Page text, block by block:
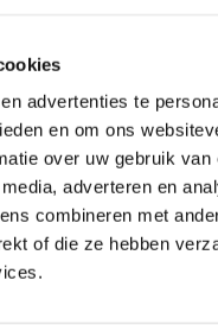
advertenties te
en om ons
over uw gebruik van
adverteren en
combineren met
of die ze hebben
Expression